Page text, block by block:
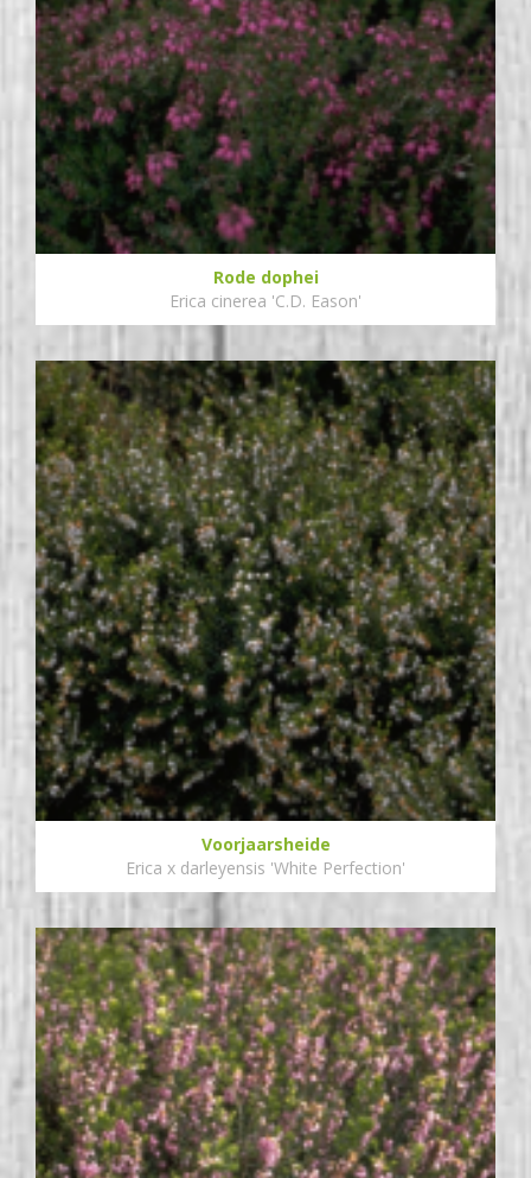
Rode dophei
Erica cinerea 'C.D. Eason'
Voorjaarsheide
Erica x darleyensis 'White Perfection'